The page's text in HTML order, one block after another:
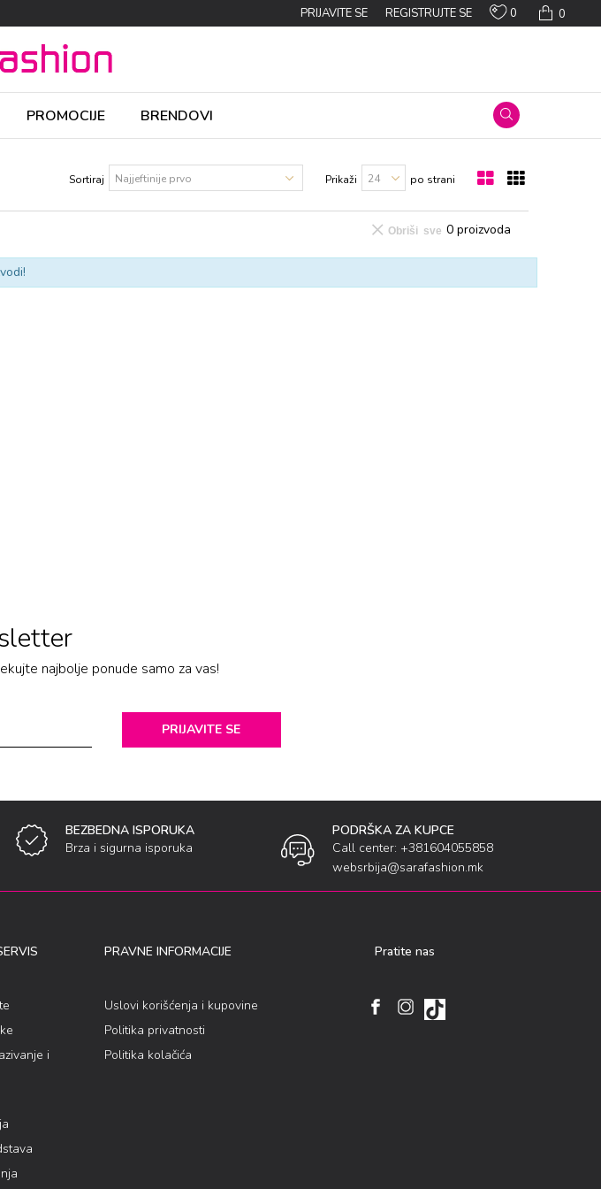
0
0
PRIJAVITE SE REGISTRUJTE SE
PROMOCIJE BRENDOVI
Sortiraj Prikaži po strani
0 proizvoda
Obriši sve
najbolje ponude samo za vas!
PRIJAVITE SE
BEZBEDNA ISPORUKA
Brza i sigurna isporuka
PODRŠKA ZA KUPCE
Call center: +381604055858
websrbija@sarafashion.mk
i
PRAVNE INFORMACIJE
Uslovi korišćenja i kupovine
Politika privatnosti
Politika kolačića
Pratite nas